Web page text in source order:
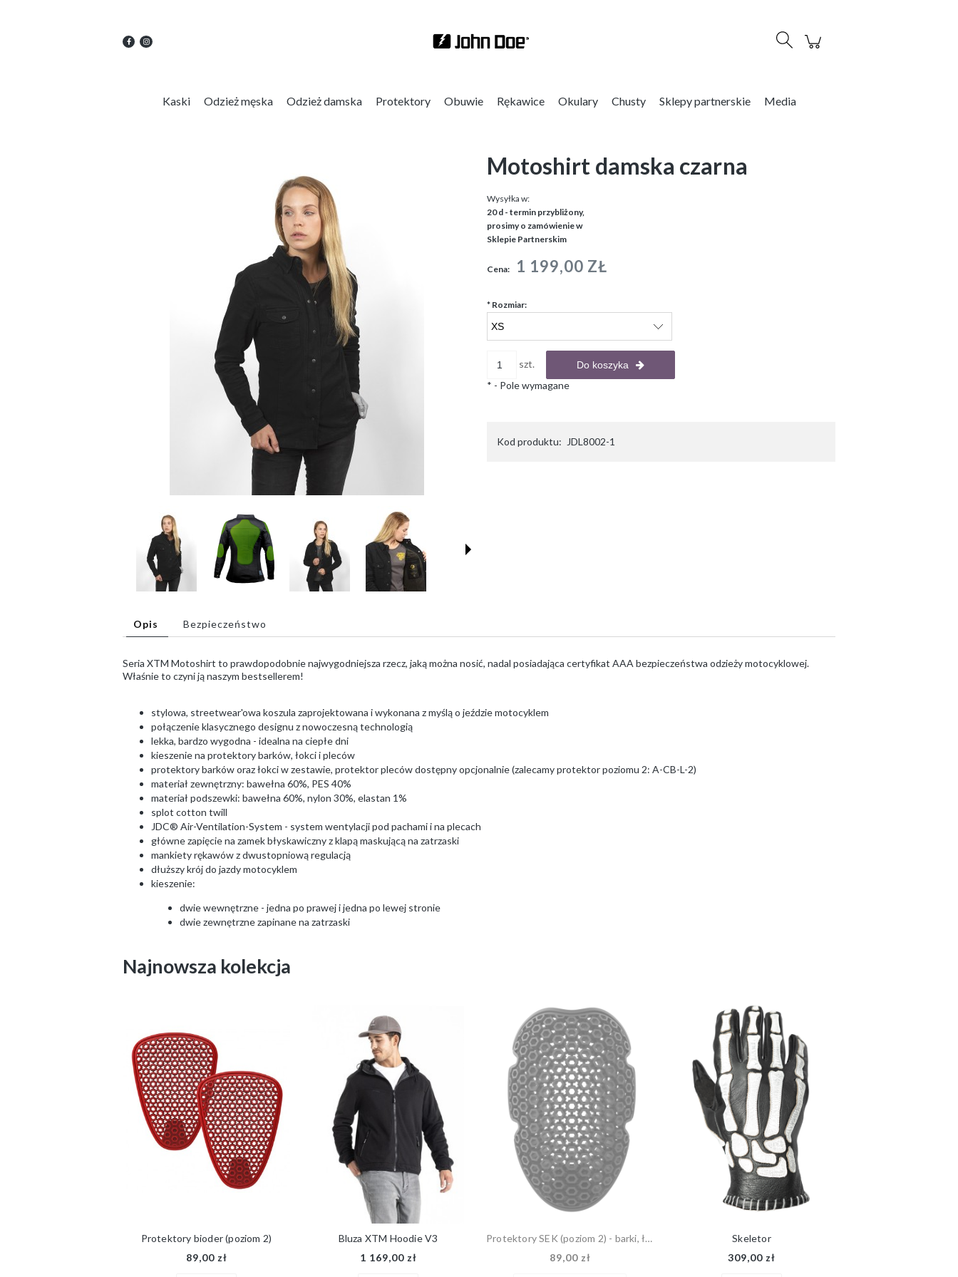
Kaski Odzież męska Odzież damska Protektory Obuwie Rękawice Okulary Chusty Sklepy partnerskie Media
Motoshirt damska czarna
Wysyłka w:
20 d - termin przybliżony,
prosimy o zamówienie w
Sklepie Partnerskim
Cena: 1 199,00 ZŁ
*Rozmiar:
szt. Do koszyka
* - Pole wymagane
Kod produktu: JDL8002-1
Opis Bezpieczeństwo
Seria XTM Motoshirt to prawdopodobnie najwygodniejsza rzecz, jaką można nosić, nadal posiadająca certyfikat AAA bezpieczeństwa odzieży motocyklowej.
Właśnie to czyni ją naszym bestsellerem!
stylowa, streetwear'owa koszula zaprojektowana i wykonana z myślą o jeździe motocyklem
połączenie klasycznego designu z nowoczesną technologią
lekka, bardzo wygodna - idealna na ciepłe dni
kieszenie na protektory barków, łokci i pleców
protektory barków oraz łokci w zestawie, protektor pleców dostępny opcjonalnie (zalecamy protektor poziomu 2: A-CB-L-2)
materiał zewnętrzny: bawełna 60%, PES 40%
materiał podszewki: bawełna 60%, nylon 30%, elastan 1%
splot cotton twill
JDC® Air-Ventilation-System - system wentylacji pod pachami i na plecach
główne zapięcie na zamek błyskawiczny z klapą maskującą na zatrzaski
mankiety rękawów z dwustopniową regulacją
dłuższy krój do jazdy motocyklem
kieszenie:
dwie wewnętrzne - jedna po prawej i jedna po lewej stronie
dwie zewnętrzne zapinane na zatrzaski
Najnowsza kolekcja
Protektory bioder (poziom 2)
89,00 zł
Bluza XTM Hoodie V3
1 169,00 zł
Protektory SEK (poziom 2) - barki, łokcie, kolana
89,00 zł
Skeletor
309,00 zł